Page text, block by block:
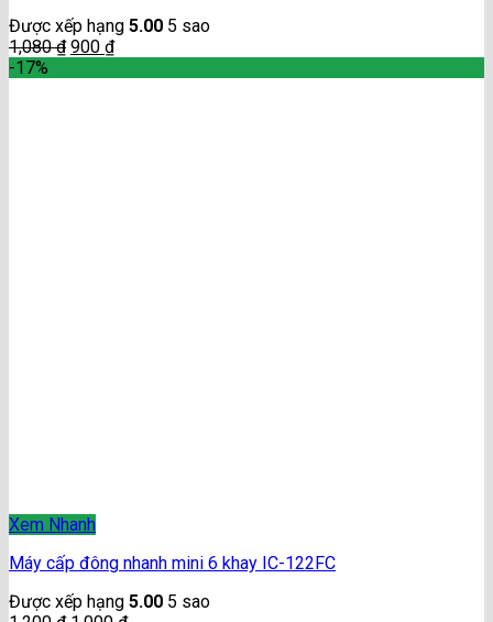
Được xếp hạng 5.00 5 sao
1,080₫ 900 ₫
-17%
Xem Nhanh
Máy cấp đông nhanh mini 6 khay IC-122FC
Được xếp hạng 5.00 5 sao